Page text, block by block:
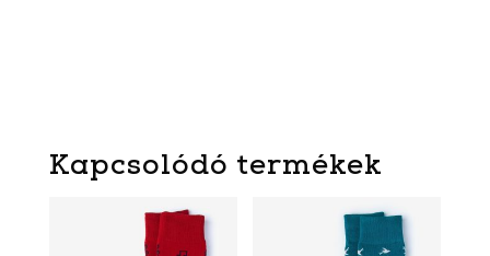
Kapcsolódó termékek